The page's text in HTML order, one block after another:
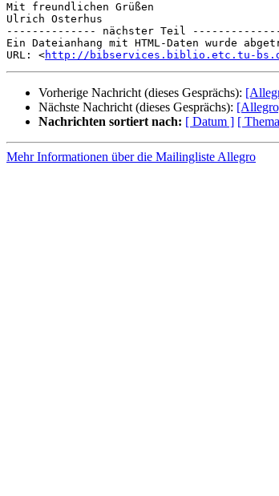
Mit freundlichen Grüßen
Ulrich Osterhus
-------------- nächster Teil
Ein Dateianhang mit HTML-Daten wurde
URL: <http://bibservices.biblio.etc.tu-
Vorherige Nachricht (dieses Gesprächs):
Nächste Nachricht (dieses Gesprächs):
Nachrichten sortiert nach: [ Datum ] [
Mehr Informationen über die Mailingliste Allegro